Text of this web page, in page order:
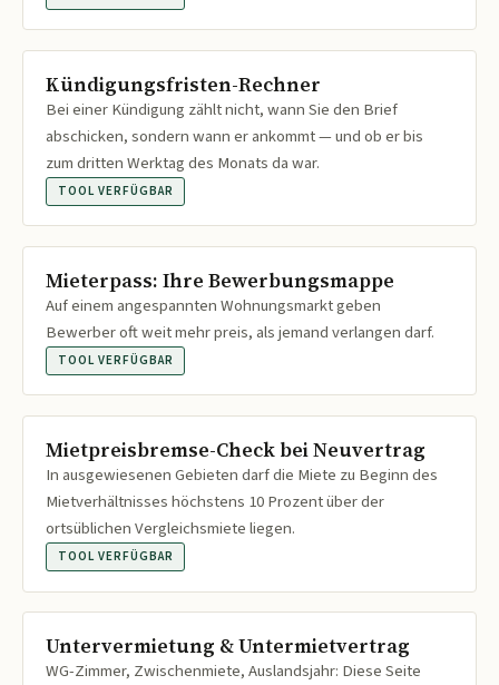
Kündigungsfristen-Rechner
Bei einer Kündigung zählt nicht, wann Sie den Brief
abschicken, sondern wann er ankommt — und ob er bis
zum dritten Werktag des Monats da war.
TOOL VERFÜGBAR
Mieterpass: Ihre Bewerbungsmappe
Auf einem angespannten Wohnungsmarkt geben
Bewerber oft weit mehr preis, als jemand verlangen darf.
TOOL VERFÜGBAR
Mietpreisbremse-Check bei Neuvertrag
In ausgewiesenen Gebieten darf die Miete zu Beginn des
Mietverhältnisses höchstens 10 Prozent über der
ortsüblichen Vergleichsmiete liegen.
TOOL VERFÜGBAR
Untervermietung & Untermietvertrag
WG-Zimmer, Zwischenmiete, Auslandsjahr: Diese Seite